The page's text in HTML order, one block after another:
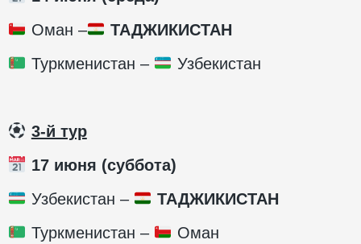
Оман –
ТАДЖИКИСТАН
Туркменистан –
Узбекистан
3-й тур
17 июня (суббота)
Узбекистан –
ТАДЖИКИСТАН
Туркменистан –
Оман